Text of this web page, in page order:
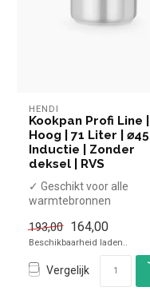
HENDI
Kookpan Profi Line |
Hoog | 71 Liter |
Inductie | Zonder
deksel | RVS
✓ Geschikt voor alle
warmtebronnen
handgrepen
x Zonder dekse...
193,00 164,00
Beschikbaarheid laden..
Vergelijk